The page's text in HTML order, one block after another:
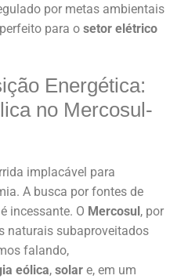
por metas ambientais
perfeito para o setor elétrico
Energética:
no Mercosul-
implacável para
A busca por fontes de
incessante. O Mercosul , por
naturais subaproveitados
falando,
eólica, solar e, em um